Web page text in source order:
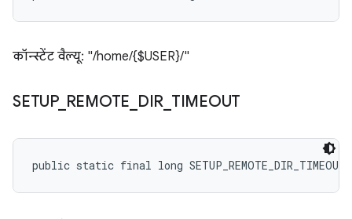
कॉन्स्टेंट वैल्यू: "/home/{$USER}/"
SETUP_ REMOTE DIR TIMEOUT
public static final long SETUP_REMOTE_DIR_TIMEOUT